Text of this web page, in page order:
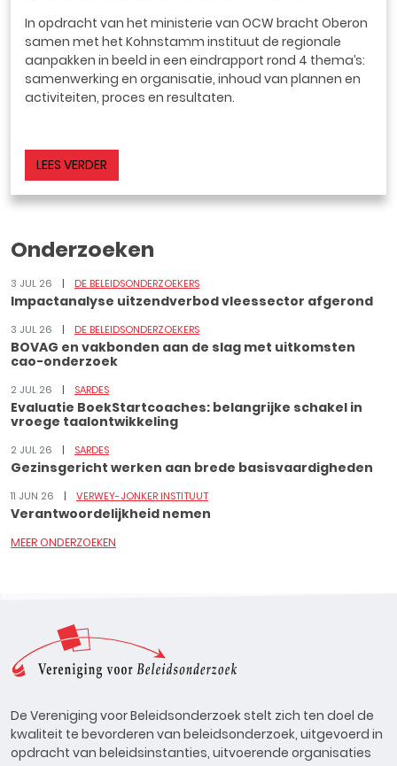
In opdracht van het ministerie van OCW bracht Oberon
samen met het Kohnstamm instituut de regionale
aanpakken in beeld in een eindrapport rond 4 thema’s:
samenwerking en organisatie, inhoud van plannen en
activiteiten, proces en resultaten.
LEES VERDER
Onderzoeken
3 JUL 26 DE BELEIDSONDERZOEKERS
Impactanalyse uitzendverbod vleessector afgerond
3 JUL 26 DE BELEIDSONDERZOEKERS
BOVAG en vakbonden aan de slag met uitkomsten
cao-onderzoek
2 JUL 26 SARDES
Evaluatie BoekStartcoaches: belangrijke schakel in
vroege taalontwikkeling
2 JUL 26 SARDES
Gezinsgericht werken aan brede basisvaardigheden
11 JUN 26 VERWEY-JONKER INSTITUUT
Verantwoordelijkheid nemen
MEER ONDERZOEKEN
De Vereniging voor Beleidsonderzoek stelt zich ten doel de
kwaliteit te bevorderen van beleidsonderzoek, uitgevoerd in
opdracht van beleidsinstanties, uitvoerende organisaties